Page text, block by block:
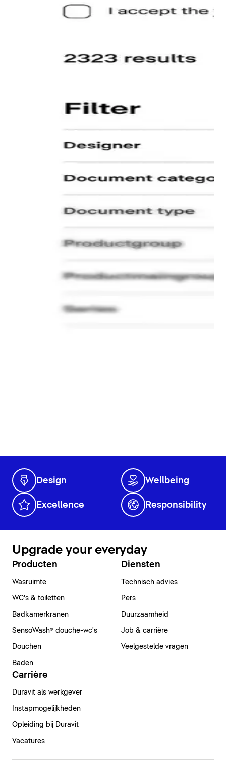
Design Wellbeing
Excellence Responsibility
Upgrade your everyday
Producten
Wasruimte
WC's & toiletten
Badkamerkranen
SensoWash® douche-wc's
Douchen
Baden
Diensten
Technisch advies
Pers
Duurzaamheid
Job & carrière
Veelgestelde vragen
Carrière
Duravit als werkgever
Instapmogelijkheden
Opleiding bij Duravit
Vacatures